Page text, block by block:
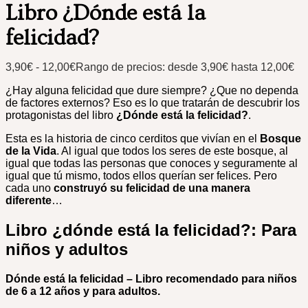
Libro ¿Dónde está la
felicidad?
3,90€ - 12,00€Rango de precios: desde 3,90€ hasta 12,00€
¿Hay alguna felicidad que dure siempre? ¿Que no dependa
de factores externos? Eso es lo que tratarán de descubrir los
protagonistas del libro ¿Dónde está la felicidad?.
Esta es la historia de cinco cerditos que vivían en el
Bosque
de la Vida. Al igual que todos los seres de este bosque, al
igual que todas las personas que conoces y seguramente al
igual que tú mismo, todos ellos querían ser felices. Pero
cada uno construyó su felicidad de una manera
diferente…
Libro ¿dónde está la felicidad?: Para
niños y adultos
Dónde está la felicidad – Libro recomendado para niños
de 6 a 12 años y para adultos.